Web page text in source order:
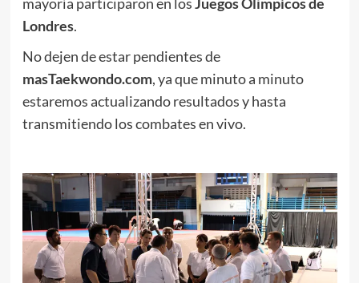
mayoría participaron en losJuegos Olímpicos de
Londres.
No dejen de estar pendientes de
masTaekwondo.com, ya que minuto a minuto
estaremos actualizando resultados y hasta
transmitiendo los combates en vivo.